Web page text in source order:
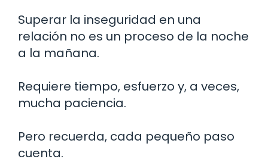
Superar la inseguridad en una
relación no es un proceso de la noche
a la mañana.
Requiere tiempo, esfuerzo y, a veces,
mucha paciencia.
Pero recuerda, cada pequeño paso
cuenta.